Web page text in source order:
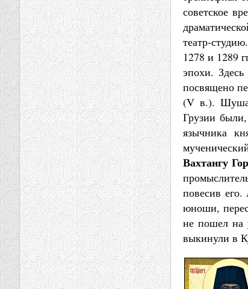
советское
театр-
1278 и 1289
эпохи.
посвящено
(V в.).
Грузии
язычника
Вахтангу
повесив
юноши,
не пошел на
выкинули в